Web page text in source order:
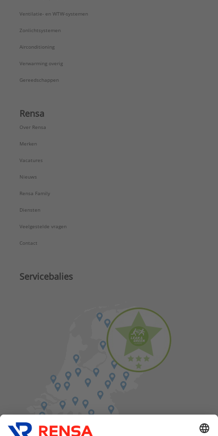
Ventilatie- en WTW-systemen
Zonlichtsystemen
Airconditioning
Verwarming overig
Gereedschappen
Rensa
Over Rensa
Merken
Vacatures
Nieuws
Rensa Family
Diensten
Veelgestelde vragen
Contact
Servicebalies